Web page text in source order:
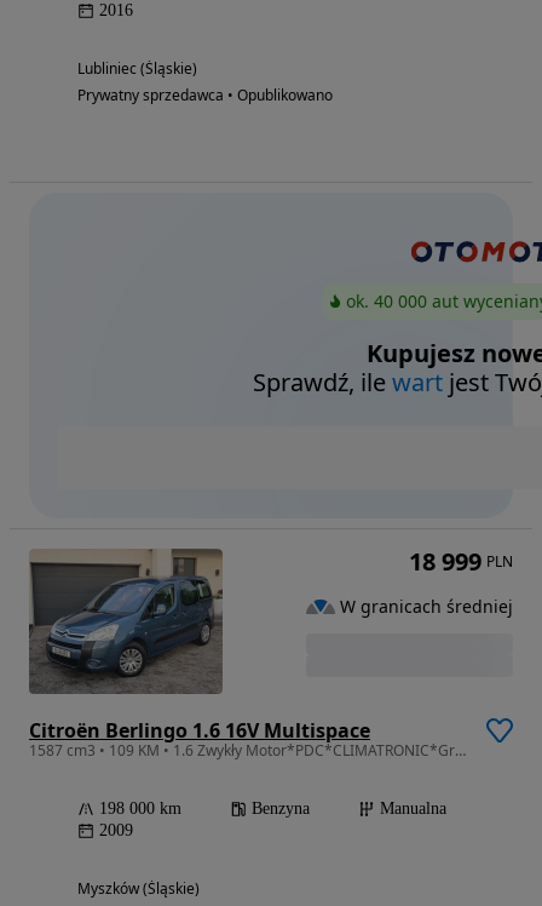
2016
Lubliniec (Śląskie)
Prywatny sprzedawca • Opublikowano
ok. 40 000 aut
Kupujesz
Sprawdź, ilewart jest
Citroën Berlingo 1.6 16V Multispace
1587 cm3 • 109 KM • 1.6 Zwykły Motor*PDC*CLIMATRONIC*Grzane Fotele*Bezwypadkowy* z Niemiec
198 000 km Benzyna
Manualna
2009
Myszków (Śląskie)
18 999 PLN
W granicach średniej